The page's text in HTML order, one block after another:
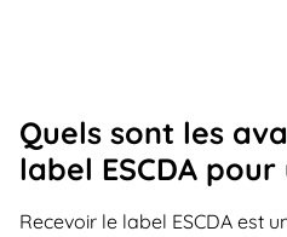
Quels sont les
label ESCDA
Recevoir le label ESCDA est